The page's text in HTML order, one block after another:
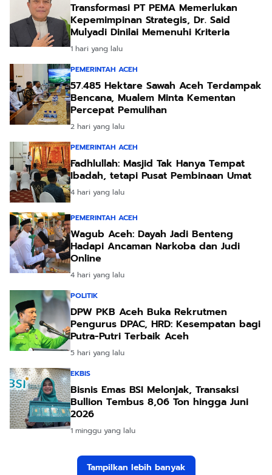
Transformasi PT PEMA Memerlukan
Kepemimpinan Strategis, Dr. Said
Mulyadi Dinilai Memenuhi Kriteria
1 hari yang lalu
PEMERINTAH ACEH
57.485 Hektare Sawah Aceh Terdampak
Bencana, Mualem Minta Kementan
Percepat Pemulihan
2 hari yang lalu
PEMERINTAH ACEH
Fadhlullah: Masjid Tak Hanya Tempat
Ibadah, tetapi Pusat Pembinaan Umat
4 hari yang lalu
PEMERINTAH ACEH
Wagub Aceh: Dayah Jadi Benteng
Hadapi Ancaman Narkoba dan Judi
Online
4 hari yang lalu
POLITIK
DPW PKB Aceh Buka Rekrutmen
Pengurus DPAC, HRD: Kesempatan bagi
Putra-Putri Terbaik Aceh
5 hari yang lalu
EKBIS
Bisnis Emas BSI Melonjak, Transaksi
Bullion Tembus 8,06 Ton hingga Juni
2026
1 minggu yang lalu
Tampilkan lebih banyak